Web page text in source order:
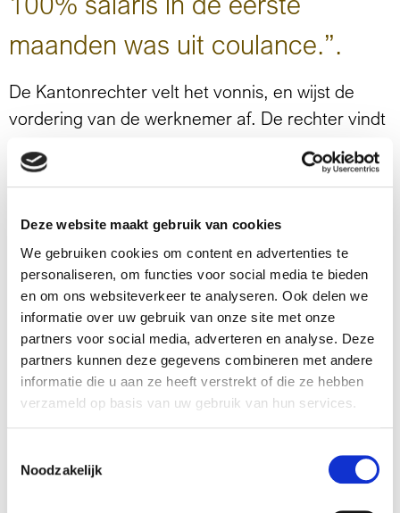
Deze website maakt gebruik van cookies
We gebruiken cookies om content en advertenties te
personaliseren, om functies voor social media te bieden
en om ons websiteverkeer te analyseren. Ook delen we
informatie over uw gebruik van onze site met onze
partners voor social media, adverteren en analyse. Deze
partners kunnen deze gegevens combineren met andere
informatie die u aan ze heeft verstrekt of die ze hebben
verzameld op basis van uw gebruik van hun services.
Noodzakelijk
maanden was uit coulance.”.
De Kantonrechter velt het vonnis, en wijst de
vordering van de werknemer af. De rechter vindt
dat hij 100% salaris zou blijven ontvangen tijdens
verwijst de Kantonrechter naar de wet.
De wet bepaalt dat een zieke werknemer tijdens
de eerste twee jaar van arbeidsongeschiktheid
recht heeft op betaling van 70% salaris. Dat is de
wet. Maar op basis van een afspraak in een cao,
bedrijfsregeling of in een individuele
arbeidsovereenkomst kan dat percentage wel